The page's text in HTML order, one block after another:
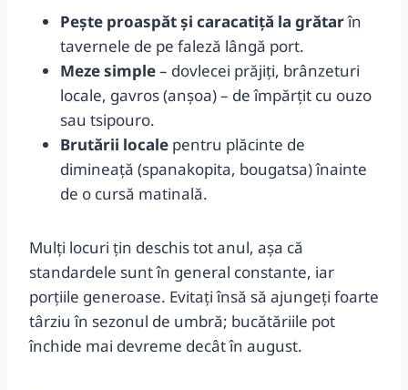
Pește proaspăt și caracatiță la grătarîn
tavernele de pe faleză lângă port.
Meze simple– dovlecei prăjiți, brânzeturi
locale, gavros (anșoa) – de împărțit cu ouzo
sau tsipouro.
Brutării locale pentru plăcinte de
dimineață (spanakopita, bougatsa) înainte
de o cursă matinală.
Mulți locuri țin deschis tot anul, așa că
standardele sunt în general constante, iar
porțiile generoase. Evitați însă să ajungeți foarte
târziu în sezonul de umbră; bucătăriile pot
închide mai devreme decât în august.